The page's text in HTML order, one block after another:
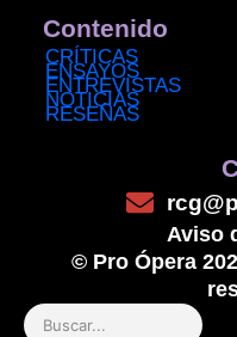
Contenido
CRÍTICAS
ENSAYOS
ENTREVISTAS
NOTICIAS
RESEÑAS
Aviso
© Pro Ópera